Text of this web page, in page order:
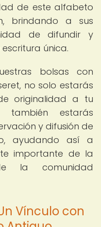
de este alfabeto
brindando a sus
de difundir y
única.
bolsas con
no solo estarás
originalidad a tu
también estarás
y difusión de
ayudando así a
importante de la
la comunidad
Vínculo con